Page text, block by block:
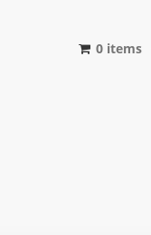
0 items